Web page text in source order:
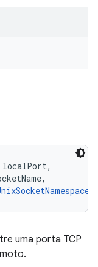
localPort,
uma porta TCP